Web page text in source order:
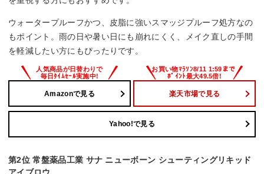
ウォータープルーフかつ、皮脂に強いスマッジプルーフ処方なの
もポイント。雨の日や暑い日にも崩れにくく、メイク直しの手間
を軽減したい方にもぴったりです。
Amazonで見る 楽天市場で見る
Yahoo!で見る
第2位 常盤薬品工業 サナ ニューボーン シューティングリキッド